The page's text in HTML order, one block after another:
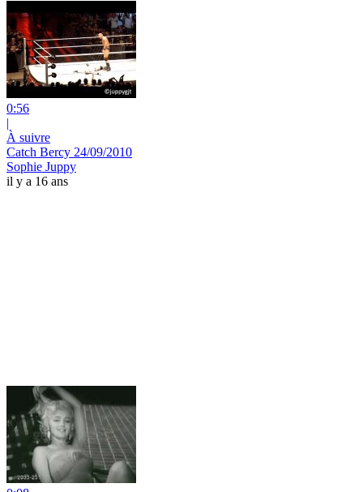
0:56
|
À suivre
Catch Bercy 24/09/2010
Sophie Juppy
il y a 16 ans